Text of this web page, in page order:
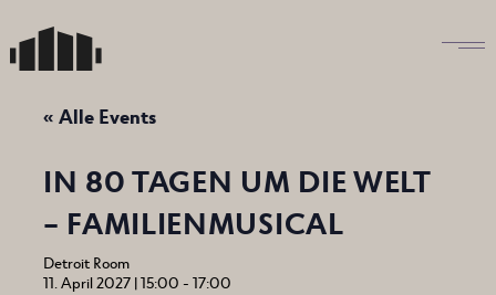
to
the
« Alle Events
IN 80 TAGEN UM DIE WELT
– FAMILIENMUSICAL
Detroit Room
11. April 2027 | 15:00 -17:00